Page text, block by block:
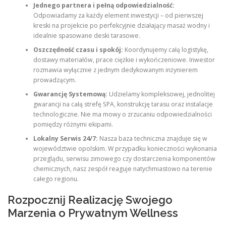
Jednego partnera i pełną odpowiedzialność:
Odpowiadamy za każdy element inwestycji – od pierwszej
kreski na projekcie po perfekcyjnie działający masaż wodny i
idealnie spasowane deski tarasowe.
Oszczędność czasu i spokój: Koordynujemy całą logistykę,
dostawy materiałów, prace ciężkie i wykończeniowe. Inwestor
rozmawia wyłącznie z jednym dedykowanym inżynierem
prowadzącym.
Gwarancję Systemową: Udzielamy kompleksowej, jednolitej
gwarancji na całą strefę SPA, konstrukcję tarasu oraz instalacje
technologiczne. Nie ma mowy o zrzucaniu odpowiedzialności
pomiędzy różnymi ekipami.
Lokalny Serwis 24/7: Nasza baza techniczna znajduje się w
województwie opolskim. W przypadku konieczności wykonania
przeglądu, serwisu zimowego czy dostarczenia komponentów
chemicznych, nasz zespół reaguje natychmiastowo na terenie
całego regionu.
Rozpocznij Realizację Swojego
Marzenia o Prywatnym Wellness